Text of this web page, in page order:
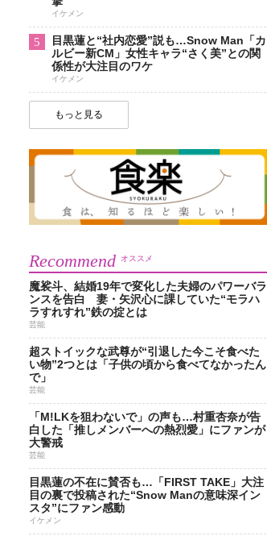
イケメン
5
目黒蓮と“社内恋愛”説も…Snow Man「カ
ルビー新CM」女性キャラ“さく美”との関
係性が大注目のワケ
イケメン
もっと見る
Recommend オススメ
魔裟斗、結婚19年で変化した夫婦のパワーバラ
ンスを告白 妻・矢沢心に課していた“モラハ
ラすれすれ”鉄の掟とは
芸能
超ストイックな武尊が“引退した今こそ食べた
い物”2つとは「子供の頃から食べてなかったん
で」
芸能
「M!LKを狙わないで」の声も…村重杏奈が告
白した「推しメンバーへの熱烈愛」にファンが
大警戒
芸能
目黒蓮の不在に賛否も…「FIRST TAKE」大注
目の裏で投稿された“Snow Manの意味深イン
スタ”にファン感動
イケメン